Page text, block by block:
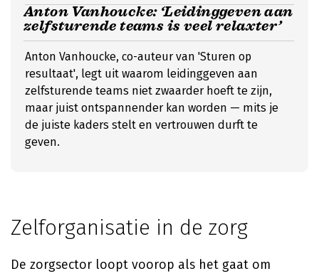
Anton Vanhoucke: ‘Leidinggeven aan
zelfsturende teams is veel relaxter’
Anton Vanhoucke, co-auteur van 'Sturen op
resultaat', legt uit waarom leidinggeven aan
zelfsturende teams niet zwaarder hoeft te zijn,
maar juist ontspannender kan worden — mits je
de juiste kaders stelt en vertrouwen durft te
geven.
Zelforganisatie in de zorg
De zorgsector loopt voorop als het gaat om